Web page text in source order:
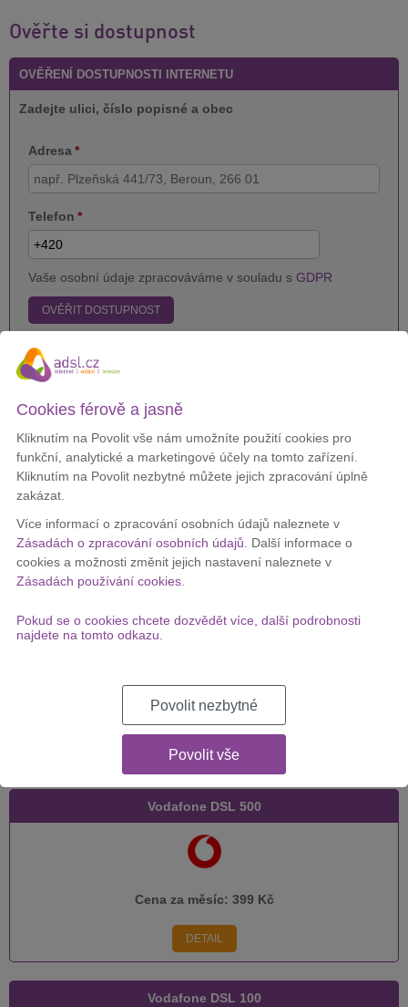
Ověřte si dostupnost
OVĚŘENÍ DOSTUPNOSTI INTERNETU
Zadejte ulici, číslo popisné a obec
Adresa*
Telefon *
Vaše osobní údaje zpracováváme v souladu s GDPR
OVĚŘIT DOSTUPNOST
Zákazníci nejčastěji objednávají
T-Mobile Bezdrátový internet 5G
Cena za měsíc:299 Kč
DETAIL
Vodafone DSL 250
Cena za měsíc:399 Kč
DETAIL
Vodafone DSL 500
Cena za měsíc: 399 Kč
DETAIL
Vodafone DSL 100
Cookies férově a jasně
Kliknutím na Povolit vše nám umožníte použití cookies pro
funkční, analytické a marketingové účely na tomto zařízení.
Kliknutím na Povolit nezbytné můžete jejich zpracování úplně
zakázat.
Více informací o zpracování osobních údajů naleznete v
Zásadách o zpracování osobních údajů . Další informace o
cookies a možnosti změnit jejich nastavení naleznete v
Zásadách používání cookies.
Pokud se o cookies chcete dozvědět více, další podrobnosti
najdete na tomto odkazu.
Povolit nezbytné
Povolit vše